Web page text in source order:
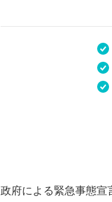
政府による緊急事態